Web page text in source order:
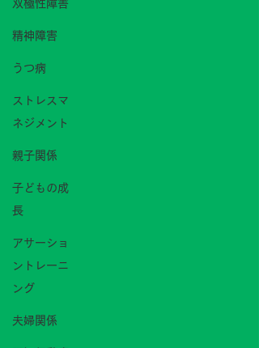
双極性障害
精神障害
うつ病
ストレスマ
ネジメント
親子関係
子どもの成
長
アサーショ
ントレーニ
ング
夫婦関係